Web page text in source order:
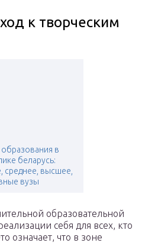
к творческим
в
беларусь:
среднее, высшее,
вузы
образовательной
себя для всех, кто
означает, что в зоне